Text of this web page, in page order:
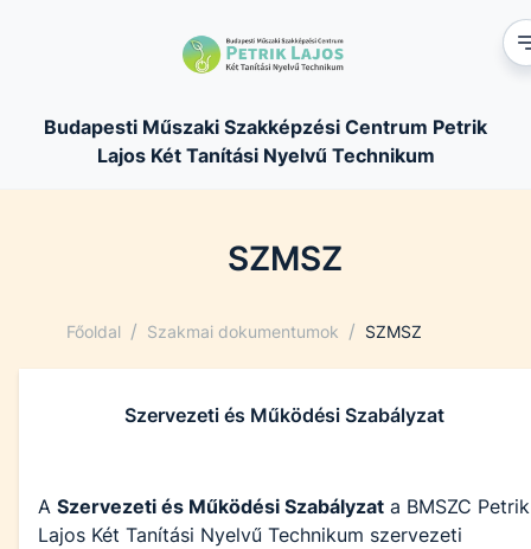
Budapesti Műszaki Szakképzési Centrum Petrik
Lajos Két Tanítási Nyelvű Technikum
SZMSZ
Főoldal / Szakmai dokumentumok / SZMSZ
Szervezeti és Működési Szabályzat
A Szervezeti és Működési Szabályzat a BMSZC Petrik
Lajos Két Tanítási Nyelvű Technikum szervezeti